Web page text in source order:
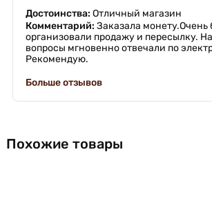
Достоинства: Отличный магазин
Комментарий: Заказала монету.Очень
организовали продажу и пересылку.
вопросы мгновенно отвечали по
Рекомендую.
Больше отзывов
Похожие товары